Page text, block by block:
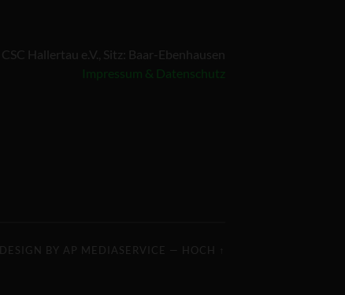
CSC Hallertau e.V., Sitz: Baar-Ebenhausen
Impressum & Datenschutz
DESIGN BY AP MEDIASERVICE — HOCH ↑